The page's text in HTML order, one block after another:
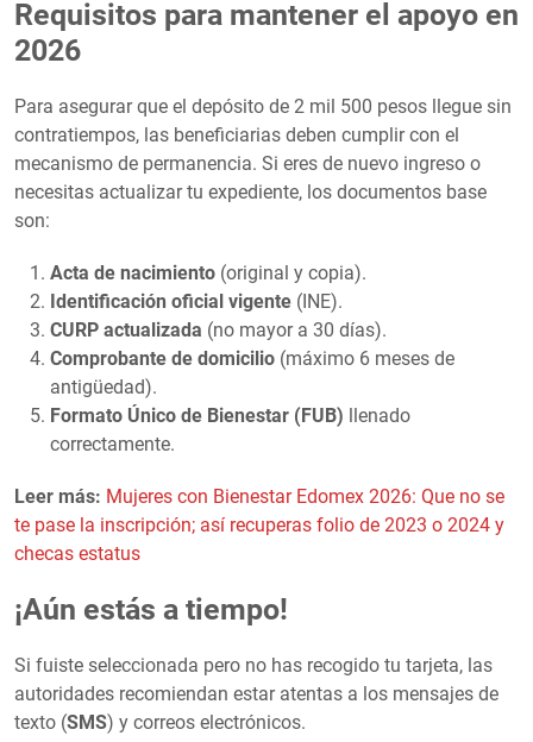
Requisitos para mantener el apoyo en
2026
Para asegurar que el depósito de 2 mil 500 pesos llegue sin
contratiempos, las beneficiarias deben cumplir con el
mecanismo de permanencia. Si eres de nuevo ingreso o
necesitas actualizar tu expediente, los documentos base
son:
Acta de nacimiento (original y copia).
Identificación oficial vigente (INE).
CURP actualizada (no mayor a 30 días).
Comprobante de domicilio (máximo 6 meses de
antigüedad).
Formato Único de Bienestar (FUB) llenado
correctamente.
Leer más: Mujeres con Bienestar Edomex 2026: Que no se
te pase la inscripción; así recuperas folio de 2023 o 2024 y
checas estatus
¡Aún estás a tiempo!
Si fuiste seleccionada pero no has recogido tu tarjeta, las
autoridades recomiendan estar atentas a los mensajes de
texto (SMS) y correos electrónicos.